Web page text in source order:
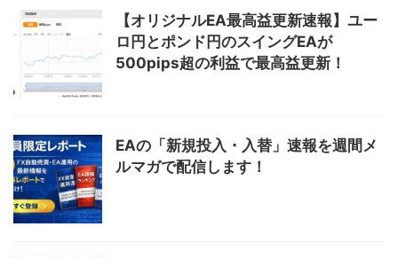
【オリジナルEA最高益更新速報】ユー
ロ円とポンド円のスイングEAが
500pips超の利益で最高益更新！
EAの「新規投入・入替」速報を週間メ
ルマガで配信します！